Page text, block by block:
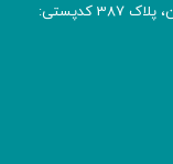
آدرس: پسـتی تهران، خیابان طالقانی، میدان فلسطین، پلاک 387 کدپستی: